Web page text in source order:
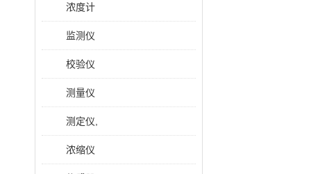
浓度计
监测仪
校验仪
测量仪
测定仪,
浓缩仪